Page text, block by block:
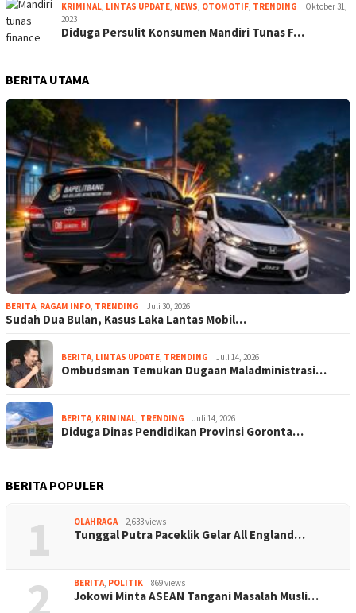
KRIMINAL, LINTAS UPDATE, NEWS, OTOMOTIF, TRENDING
Oktober 31,
2023
Diduga Persulit Konsumen Mandiri Tunas F…
BERITA UTAMA
BERITA, RAGAM INFO, TRENDING Juli 30, 2026
Sudah Dua Bulan, Kasus Laka Lantas Mobil…
BERITA, LINTAS UPDATE, TRENDING Juli 14, 2026
Ombudsman Temukan Dugaan Maladministrasi…
BERITA, KRIMINAL, TRENDING Juli 14, 2026
Diduga Dinas Pendidikan Provinsi Goronta…
BERITA POPULER
1 OLAHRAGA 2,633 views
Tunggal Putra Paceklik Gelar All England…
2 BERITA, POLITIK 869 views
Jokowi Minta ASEAN Tangani Masalah Musli…